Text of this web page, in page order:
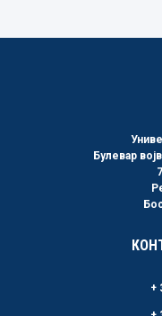
Булевар
+